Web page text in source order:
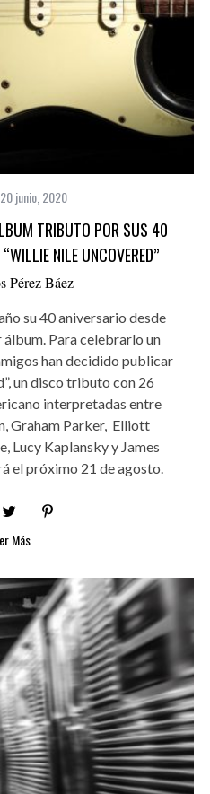
20 junio, 2020
TRIBUTO POR SUS 40
NILE UNCOVERED”
Pérez Báez
su 40 aniversario desde
Para celebrarlo un
han decidido publicar
un disco tributo con 26
interpretadas entre
Graham Parker, Elliott
Lucy Kaplansky y James
el próximo 21 de agosto.
Más